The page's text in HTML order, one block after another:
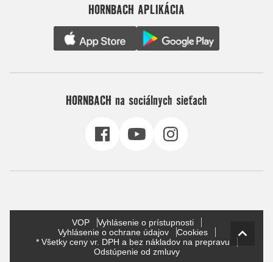
HORNBACH APLIKÁCIA
HORNBACH na sociálnych sieťach
VOP
Vyhlásenie o prístupnosti
Vyhlásenie o ochrane údajov
Cookies
* Všetky ceny vr. DPH a bez nákladov na prepravu
Odstúpenie od zmluvy